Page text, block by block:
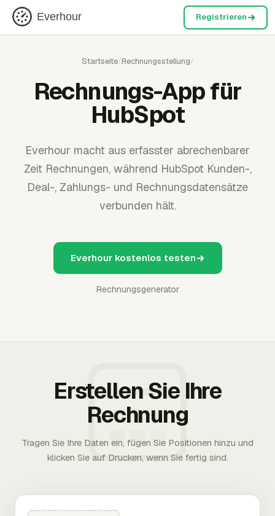
Everhour Registrieren
Startseite/Rechnungsstellung/
Rechnungs-App für
HubSpot
Everhour macht aus erfasster abrechenbarer
Zeit Rechnungen, während HubSpot Kunden-,
Deal-, Zahlungs- und Rechnungsdatensätze
verbunden hält.
Everhour kostenlos testen
Rechnungsgenerator
Erstellen Sie Ihre
Rechnung
Tragen Sie Ihre Daten ein, fügen Sie Positionen hinzu und
klicken Sie auf Drucken, wenn Sie fertig sind.